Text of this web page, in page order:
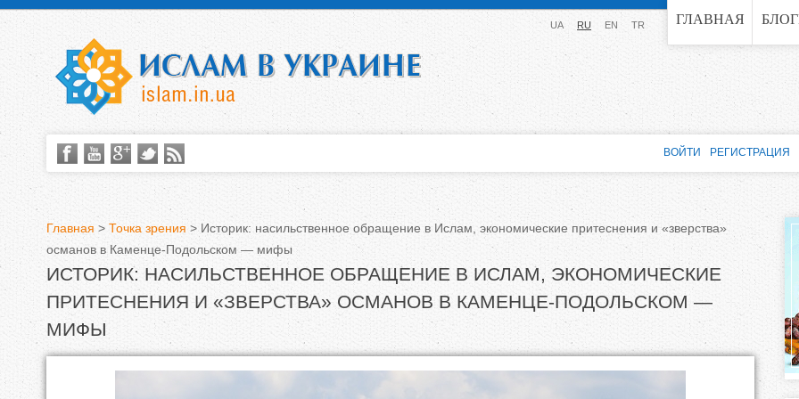
Jump to navigation ГЛАВНАЯ
UA RU EN TR
В
ы
з
Главная > Точка зрения > Историк: насильственное обращение в Ислам, экономические притеснения и «зверства»
османов в Каменце-Подольском — мифы
ИСТОРИК: НАСИЛЬСТВЕННОЕ ОБРАЩЕНИЕ В ИСЛАМ, ЭКОНОМИЧЕСКИЕ
ПРИТЕСНЕНИЯ И «ЗВЕРСТВА» ОСМАНОВ В КАМЕНЦЕ-ПОДОЛЬСКОМ —
МИФЫ
ВОЙТИ РЕГИСТРАЦИЯ